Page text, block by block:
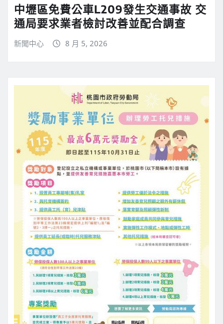
中壢區免費公車L209發生交通事故 交
通局要求業者檢討改善並配合調查
新聞中心 8 月 5, 2026